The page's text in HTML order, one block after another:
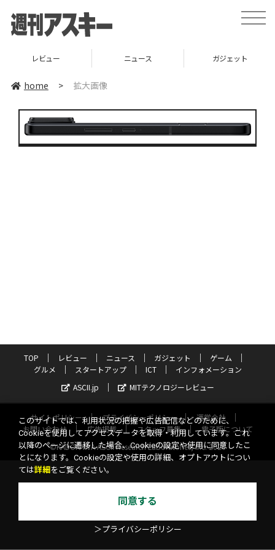
toggle
レビュー ニュース ガジェット
home > 拡大画像
TOP レビュー ニュース ガジェット
ゲーム
グルメ
スタートアップ ICT
インフォメーション
ASCII.jp
MITテクノロジーレビュー
サイトポリシー プライバシーポリシー
運営会社
お問い合わせ
広告掲載 スタッフ募集
電子版について
©KADOKAWA ASCII Research Laboratories, Inc. 2026
このサイトでは、利用状況の把握や広告配信などのために、
Cookieを使用してアクセスデータを取得・利用しています。これ
以降のページに遷移した場合、Cookieの設定や使用に同意したこ
とになります。Cookieの設定や使用の詳細、オプトアウトについ
ては詳細 をご覧ください。
同意する
＞プライバシーポリシー